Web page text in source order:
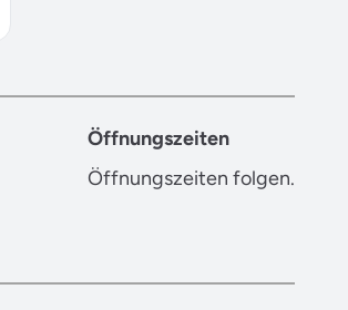
Öffnungszeiten
Öffnungszeiten folgen.